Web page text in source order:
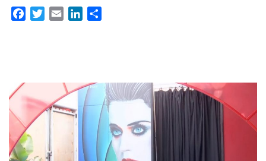
FacebookTwitterEmail LinkedIn